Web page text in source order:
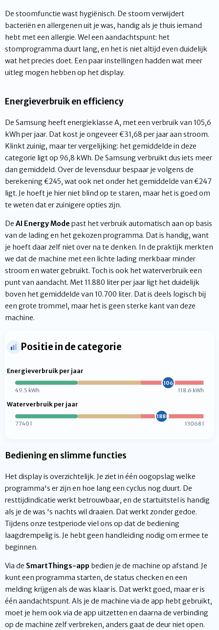
De stoomfunctie wast hygiënisch. De stoom verwijdert
bacteriën en allergenen uit je was, handig als je thuis iemand
hebt met een allergie. Wel een aandachtspunt: het
stomprogramma duurt lang, en het is niet altijd even duidelijk
wat het precies doet. Een paar instellingen hadden wat meer
uitleg mogen hebben op het display.
Energieverbruik en efficiency
De Samsung heeft energieklasse A, met een verbruik van 105,6
kWh per jaar. Dat kost je ongeveer €31,68 per jaar aan stroom.
Klinkt zuinig, maar ter vergelijking: het gemiddelde in deze
categorie ligt op 96,8 kWh. De Samsung verbruikt dus iets meer
dan gemiddeld. Over de levensduur bespaar je volgens de
berekening €245, wat ook net onder het gemiddelde van €247
ligt. Je hoeft je hier niet blind op te staren, maar het is goed om
te weten dat er zuinigere opties zijn.
De AI Energy Mode past het verbruik automatisch aan op basis
van de lading en het gekozen programma. Dat is handig, want
je hoeft daar zelf niet over na te denken. In de praktijk merkten
we dat de machine met een lichte lading merkbaar minder
stroom en water gebruikt. Toch is ook het waterverbruik een
punt van aandacht. Met 11.880 liter per jaar ligt het duidelijk
boven het gemiddelde van 10.700 liter. Dat is deels logisch bij
een grote trommel, maar het is geen sterke kant van deze
machine.
Positie in de categorie
Energieverbruik per jaar
106
49.5 kWh 118.6 kWh
Waterverbruik per jaar
11880
7740 l 13068 l
Bediening en slimme functies
Het display is overzichtelijk. Je ziet in één oogopslag welke
programma's er zijn en hoe lang een cyclus nog duurt. De
resttijdindicatie werkt betrouwbaar, en de startuitstel is handig
als je de was 's nachts wil draaien. Dat werkt zonder gedoe.
Tijdens onze testperiode viel ons op dat de bediening
laagdrempelig is. Je hebt geen handleiding nodig om ermee te
beginnen.
Via de SmartThings-app bedien je de machine op afstand. Je
kunt een programma starten, de status checken en een
melding krijgen als de was klaar is. Dat werkt goed, maar er is
één aandachtspunt. Als je de machine via de app hebt gebruikt,
moet je hem ook via de app uitzetten en daarna de verbinding
op de machine zelf verbreken, anders gaat de deur niet open.